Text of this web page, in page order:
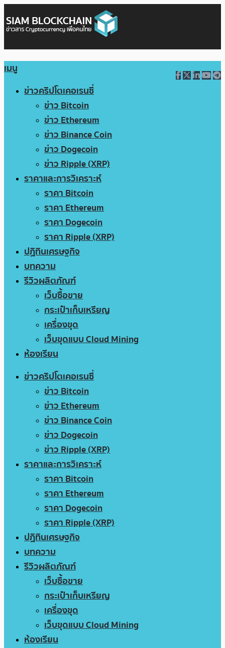
เมนู
ข่าวคริปโตเคอเรนซี่
ข่าว Bitcoin
ข่าว Ethereum
ข่าว Binance Coin
ข่าว Dogecoin
ข่าว Ripple (XRP)
ราคาและการวิเคราะห์
ราคา Bitcoin
ราคา Ethereum
ราคา Dogecoin
ราคา Ripple (XRP)
ปฏิทินเศรษฐกิจ
บทความ
รีวิวผลิตภัณฑ์
เว็บซื้อขาย
กระเป๋าเก็บเหรียญ
เครื่องขุด
เว็บขุดแบบ Cloud Mining
ห้องเรียน
ข่าวคริปโตเคอเรนซี่
ข่าว Bitcoin
ข่าว Ethereum
ข่าว Binance Coin
ข่าว Dogecoin
ข่าว Ripple (XRP)
ราคาและการวิเคราะห์
ราคา Bitcoin
ราคา Ethereum
ราคา Dogecoin
ราคา Ripple (XRP)
ปฏิทินเศรษฐกิจ
บทความ
รีวิวผลิตภัณฑ์
เว็บซื้อขาย
กระเป๋าเก็บเหรียญ
เครื่องขุด
เว็บขุดแบบ Cloud Mining
ห้องเรียน